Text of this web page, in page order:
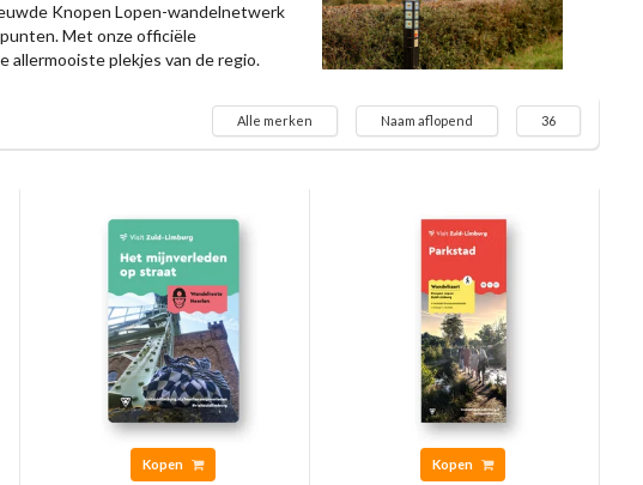
Knopen Lopen-wandelnetwerk
Met onze officiële
allermooiste plekjes van de regio.
Alle merken Naam aflopend 36
Kopen Kopen